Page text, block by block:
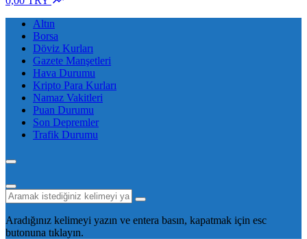
Altın
Borsa
Döviz Kurları
Gazete Manşetleri
Hava Durumu
Kripto Para Kurları
Namaz Vakitleri
Puan Durumu
Son Depremler
Trafik Durumu
Aradığınız kelimeyi yazın ve entera basın, kapatmak için esc
butonuna tıklayın.